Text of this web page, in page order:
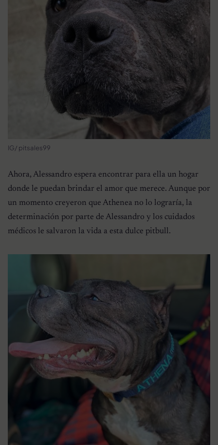
IG/ pitsales99
Ahora, Alessandro espera encontrar para ella un hogar
donde le puedan brindar el amor que merece. Aunque por
un momento creyeron que Athenea no lo lograría, la
determinación por parte de Alessandro y los cuidados
médicos le salvaron la vida a esta dulce pitbull.